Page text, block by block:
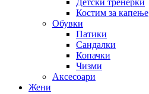
Детски тренерки
Костим за капење
Обувки
Патики
Сандалки
Копачки
Чизми
Аксесоари
Жени